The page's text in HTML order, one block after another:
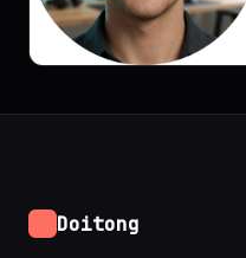
Doitong